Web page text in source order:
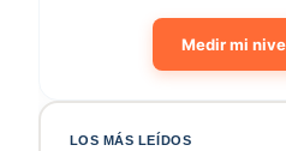
Medir mi
LOS MÁS LEÍDOS